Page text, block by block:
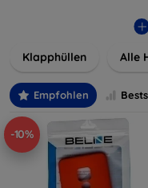
Farben, um Ihren
Klapphüllen Alle
Empfohlen
-10%